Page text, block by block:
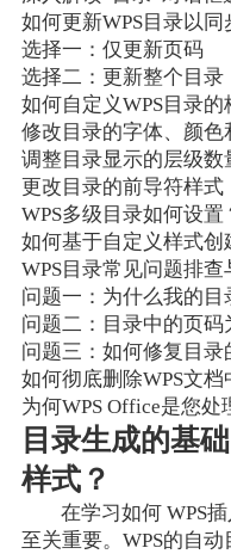
如何更新WPS目录以同
选择一：仅更新页码
选择二：更新整个目录
如何自定义WPS目录的
修改目录的字体、颜色
调整目录显示的层级数
更改目录的前导符样式
WPS多级目录如何设置
如何基于自定义样式创
WPS目录常见问题排查
问题一：为什么我的目
问题二：目录中的页码
问题三：如何修复目录
如何彻底删除WPS文档
为何WPS Office是您
目录生成的基
样式？
在学习如何 WPS
至关重要。WPS的自